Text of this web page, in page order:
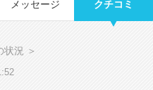
メッセージ クチコミ
状況 ＞